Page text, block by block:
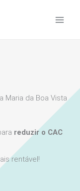
Maria da Boa Vista
reduzir o CAC
rentável!